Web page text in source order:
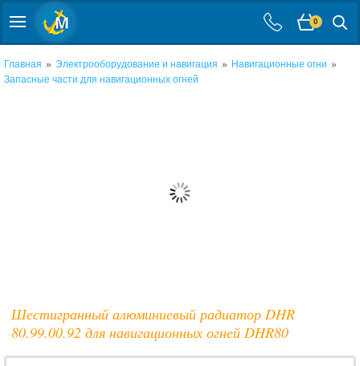
0
Главная » Электрооборудование и навигация » Навигационные огни »
Запасные части для навигационных огней
Шестигранный алюминиевый радиатор DHR
80.99.00.92 для навигационных огней DHR80